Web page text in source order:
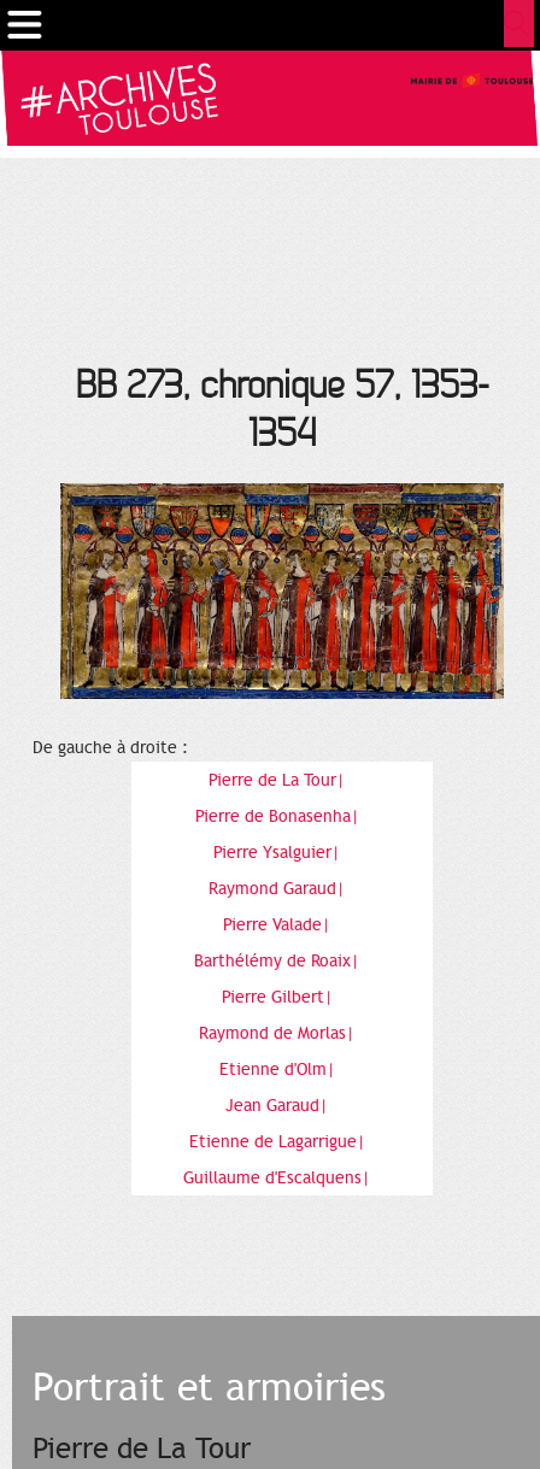
BB 273, chronique 57, 1353-
1354
De gauche à droite :
Pierre de La Tour|
Pierre de Bonasenha|
Pierre Ysalguier|
Raymond Garaud|
Pierre Valade|
Barthélémy de Roaix|
Pierre Gilbert|
Raymond de Morlas|
Etienne d'Olm|
Jean Garaud|
Etienne de Lagarrigue|
Guillaume d'Escalquens|
Portrait et armoiries
Pierre de La Tour
Cookies management panel